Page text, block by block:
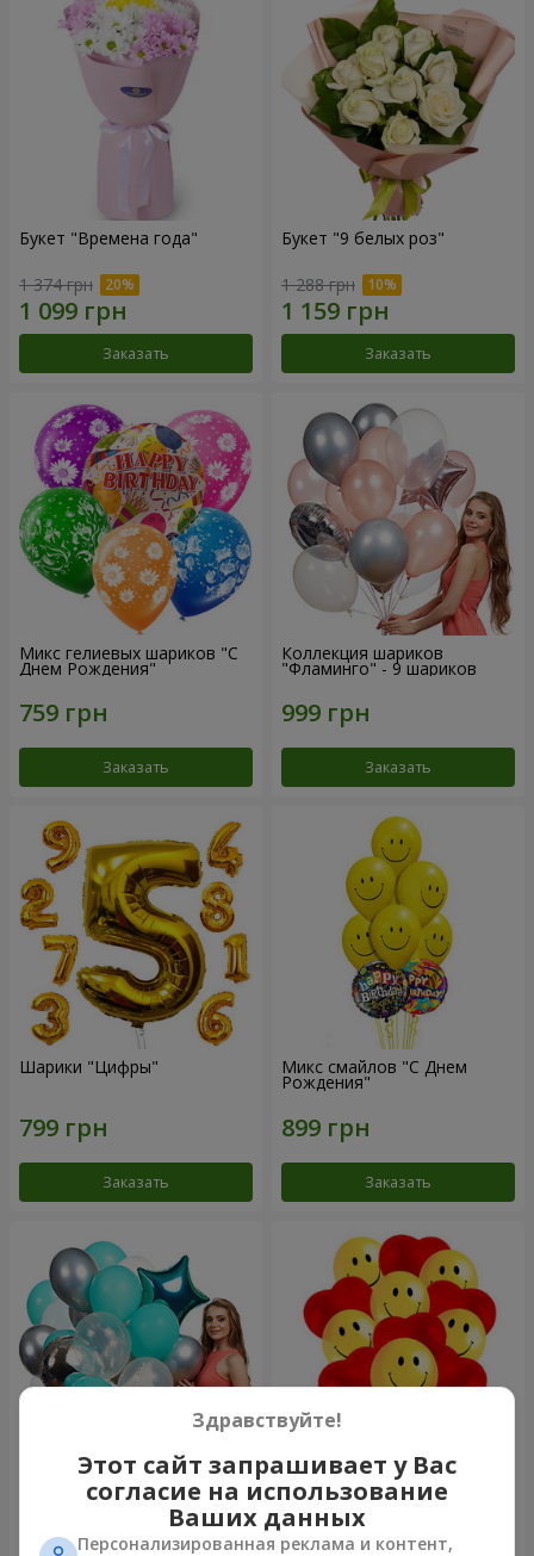
Букет "Времена года"
1 374 грн
Заказать
Букет "9 белых роз"
1 288 грн
Заказать
Микс гелиевых шариков "C
Днем Рождения"
Заказать
Коллекция шариков
"Фламинго" - 9 шариков
Заказать
Шарики "Цифры"
Заказать
Микс смайлов "C Днем
Рождения"
Заказать
Коллекция шариков
"Бирюза" - 9 шариков
11 желтых смайлов и
красных сердец
Здравствуйте!
Этот сайт запрашивает у Вас
согласие на использование
Ваших данных
Персонализированная реклама и контент,